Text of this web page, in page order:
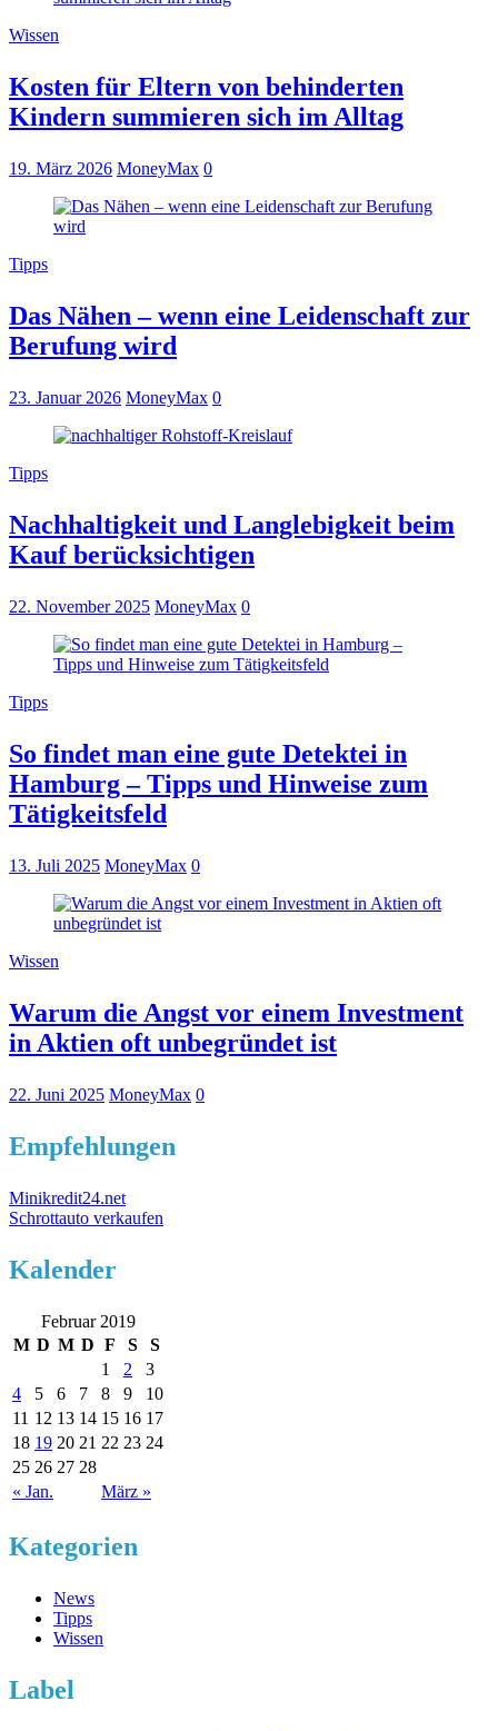
Wissen
Kosten für Eltern von behinderten
Kindern summieren sich im Alltag
19. März 2026 MoneyMax 0
Tipps
Das Nähen – wenn eine Leidenschaft zur
Berufung wird
23. Januar 2026 MoneyMax 0
Tipps
Nachhaltigkeit und Langlebigkeit beim
Kauf berücksichtigen
22. November 2025 MoneyMax 0
Tipps
So findet man eine gute Detektei in
Hamburg – Tipps und Hinweise zum
Tätigkeitsfeld
13. Juli 2025 MoneyMax 0
Wissen
Warum die Angst vor einem Investment
in Aktien oft unbegründet ist
22. Juni 2025 MoneyMax 0
Empfehlungen
Minikredit24.net
Schrottauto verkaufen
Kalender
Februar 2019
M D M D F S S
« Jan. März »
1 2
3
4
5 6 7 8 9
10
11 12 13 14 15 16 17
18 19 20 21 22 23 24
25 26 27 28
Kategorien
News
Tipps
Wissen
Label